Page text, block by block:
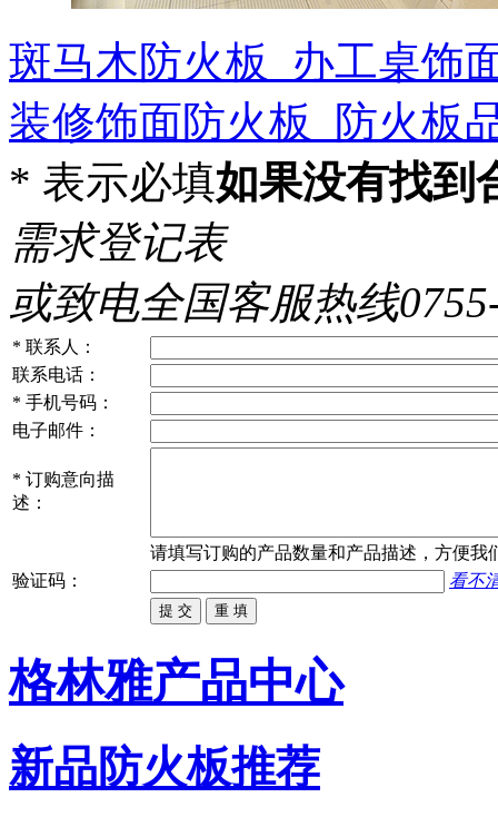
斑马木防火板_办工桌饰
装修饰面防火板_防火板
* 表示必填如果没有找到
需求登记表
或致电全国客服热线
* 联系人：
联系电话：
* 手机号码：
电子邮件：
* 订购意向描
述：
请填写订购的产品数量和产品描述，方便我
验证码：
看不
格林雅产品中心
新品防火板推荐